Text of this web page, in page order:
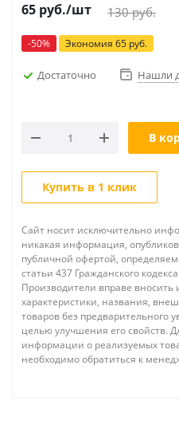
65 руб./шт 130руб.
-50% Экономия 65 руб.
Достаточно Нашли
В
Купить в 1 клик
Сайт носит исключительно
никакая информация,
публичной офертой,
статьи 437 Гражданского
Производители вправе вносить
характеристики, названия,
товаров без предварительного
целью улучшения его свойств.
информации о реализуемых
необходимо обратиться к